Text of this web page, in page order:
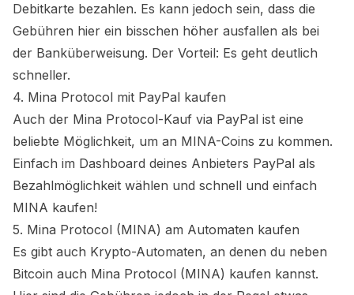
Debitkarte bezahlen. Es kann jedoch sein, dass die
Gebühren hier ein bisschen höher ausfallen als bei
der Banküberweisung. Der Vorteil: Es geht deutlich
schneller.
4. Mina Protocol mit PayPal kaufen
Auch der Mina Protocol-Kauf via PayPal ist eine
beliebte Möglichkeit, um an MINA-Coins zu kommen.
Einfach im Dashboard deines Anbieters PayPal als
Bezahlmöglichkeit wählen und schnell und einfach
MINA kaufen!
5. Mina Protocol (MINA) am Automaten kaufen
Es gibt auch Krypto-Automaten, an denen du neben
Bitcoin auch Mina Protocol (MINA) kaufen kannst.